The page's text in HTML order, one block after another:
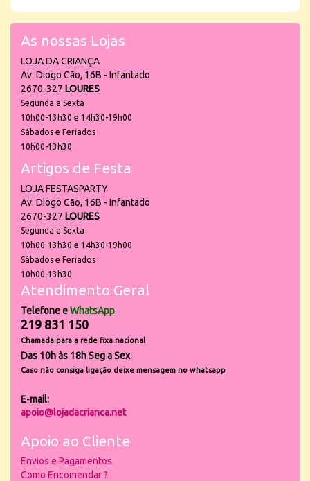
As nossas Lojas
LOJA DA CRIANÇA
Av. Diogo Cão, 16B - Infantado
2670-327 LOURES
Segunda a Sexta
10h00-13h30 e 14h30-19h00
Sábados e Feriados
10h00-13h30
Artigos de Festa
LOJA FESTASPARTY
Av. Diogo Cão, 16B - Infantado
2670-327 LOURES
Segunda a Sexta
10h00-13h30 e 14h30-19h00
Sábados e Feriados
10h00-13h30
Atendimento Geral
Telefone eWhatsApp
219 831 150
Chamada para a rede fixa nacional
Das 10h às 18h Seg a Sex
Caso não consiga ligação deixe mensagem no whatsapp
E-mail:
apoio@lojadacrianca.net
Apoio ao Cliente
Envios e Pagamentos
Como Encomendar ?